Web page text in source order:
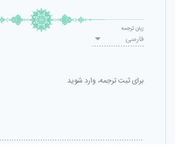
فارسی
زبان ترجمه
برای ثبت ترجمه، وارد شوید